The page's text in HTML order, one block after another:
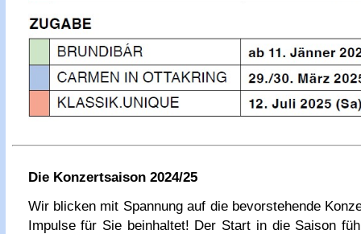
Die Konzertsaison 2024/25
Wir blicken mit Spannung auf die bevorstehende
Impulse für Sie beinhaltet! Der Start in die Saison